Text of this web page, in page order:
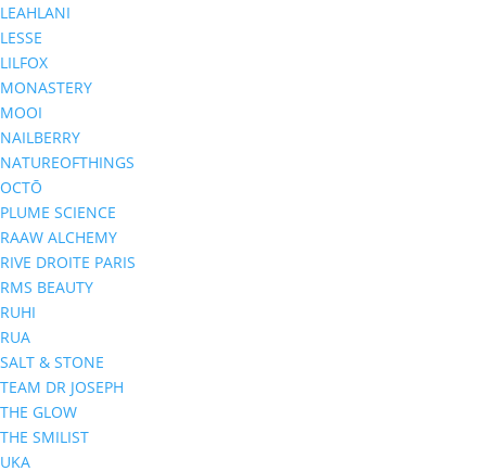
LEAHLANI
LESSE
LILFOX
MONASTERY
MOOI
NAILBERRY
NATUREOFTHINGS
OCTŌ
PLUME SCIENCE
RAAW ALCHEMY
RIVE DROITE PARIS
RMS BEAUTY
RUHI
RUA
SALT & STONE
TEAM DR JOSEPH
THE GLOW
THE SMILIST
UKA